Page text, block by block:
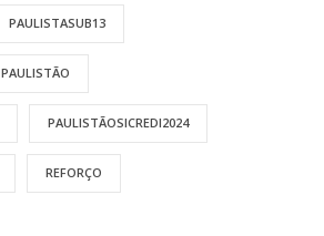
PAULISTASUB13
PAULISTÃO
PAULISTÃOSICREDI2024
REFORÇO